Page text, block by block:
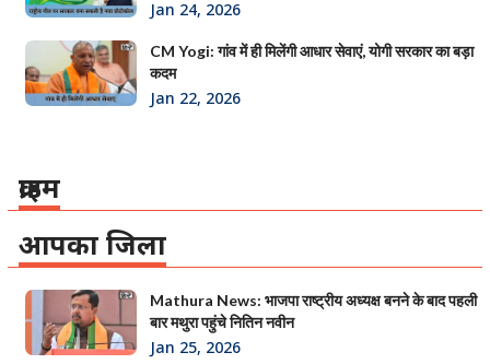
Jan 24, 2026
CM Yogi: गांव में ही मिलेंगी आधार सेवाएं, योगी सरकार का बड़ा
कदम
Jan 22, 2026
क्राइम
आपका जिला
Mathura News: भाजपा राष्ट्रीय अध्यक्ष बनने के बाद पहली
बार मथुरा पहुंचे नितिन नवीन
Jan 25, 2026